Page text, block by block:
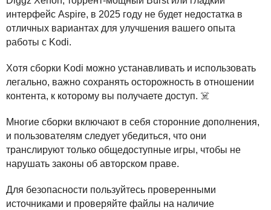
интерфейс Aspire, в 2025 году не будет недостатка в
отличных вариантах для улучшения вашего опыта
работы с Kodi.
Хотя сборки Kodi можно устанавливать и использовать
легально, важно сохранять осторожность в отношении
контента, к которому вы получаете доступ. ‍☠️
Многие сборки включают в себя сторонние дополнения,
и пользователям следует убедиться, что они
транслируют только общедоступные игры, чтобы не
нарушать законы об авторском праве.
Для безопасности пользуйтесь проверенными
источниками и проверяйте файлы на наличие